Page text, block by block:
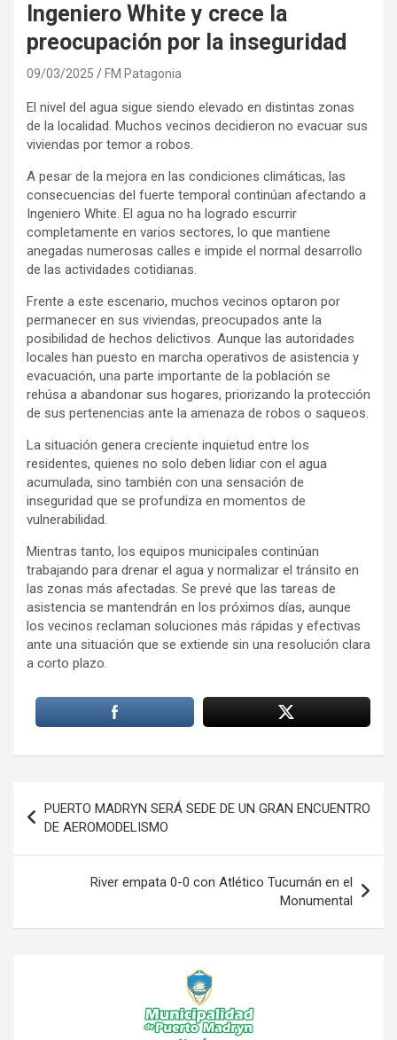
Ingeniero White y crece la
preocupación por la inseguridad
09/03/2025 FM Patagonia
El nivel del agua sigue siendo elevado en distintas zonas
de la localidad. Muchos vecinos decidieron no evacuar sus
viviendas por temor a robos.
A pesar de la mejora en las condiciones climáticas, las
consecuencias del fuerte temporal continúan afectando a
Ingeniero White. El agua no ha logrado escurrir
completamente en varios sectores, lo que mantiene
anegadas numerosas calles e impide el normal desarrollo
de las actividades cotidianas.
Frente a este escenario, muchos vecinos optaron por
permanecer en sus viviendas, preocupados ante la
posibilidad de hechos delictivos. Aunque las autoridades
locales han puesto en marcha operativos de asistencia y
evacuación, una parte importante de la población se
rehúsa a abandonar sus hogares, priorizando la protección
de sus pertenencias ante la amenaza de robos o saqueos.
La situación genera creciente inquietud entre los
residentes, quienes no solo deben lidiar con el agua
acumulada, sino también con una sensación de
inseguridad que se profundiza en momentos de
vulnerabilidad.
Mientras tanto, los equipos municipales continúan
trabajando para drenar el agua y normalizar el tránsito en
las zonas más afectadas. Se prevé que las tareas de
asistencia se mantendrán en los próximos días, aunque
los vecinos reclaman soluciones más rápidas y efectivas
ante una situación que se extiende sin una resolución clara
a corto plazo.
de
entradas
PUERTO MADRYN SERÁ SEDE DE UN GRAN ENCUENTRO
DE AEROMODELISMO
River empata 0-0 con Atlético Tucumán en el
Monumental